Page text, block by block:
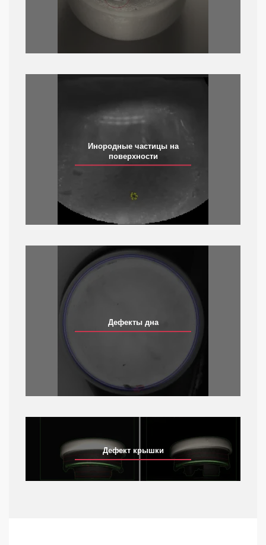
Инородные частицы на
поверхности
Дефекты дна
Дефект крышки